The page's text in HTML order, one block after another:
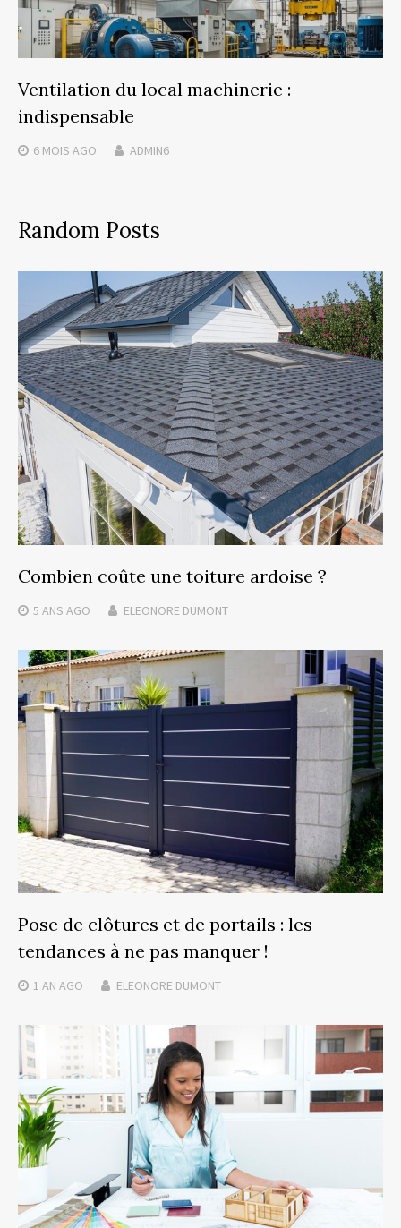
Ventilation du local machinerie :
indispensable
6 MOIS AGO ADMIN6
Random Posts
Combien coûte une toiture ardoise ?
5 ANS AGO ELEONORE DUMONT
Pose de clôtures et de portails : les
tendances à ne pas manquer !
1 AN AGO ELEONORE DUMONT